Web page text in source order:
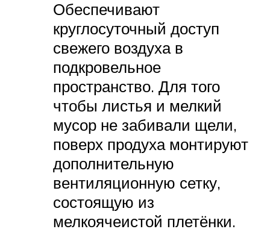
Обеспечивают
круглосуточный доступ
свежего воздуха в
подкровельное
пространство. Для того
чтобы листья и мелкий
мусор не забивали щели,
поверх продуха монтируют
дополнительную
вентиляционную сетку,
состоящую из
мелкоячеистой плетёнки.